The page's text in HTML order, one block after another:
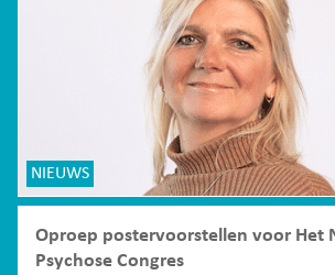
NIEUWS
Oproep postervoorstellen voor Het
Psychose Congres